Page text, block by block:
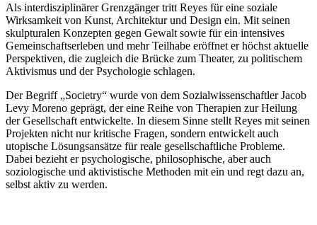
Als interdisziplinärer Grenzgänger tritt Reyes für eine soziale
Wirksamkeit von Kunst, Architektur und Design ein. Mit seinen
skulpturalen Konzepten gegen Gewalt sowie für ein intensives
Gemeinschaftserleben und mehr Teilhabe eröffnet er höchst aktuelle
Perspektiven, die zugleich die Brücke zum Theater, zu politischem
Aktivismus und der Psychologie schlagen.
Der Begriff „Societry“ wurde von dem Sozialwissenschaftler Jacob
Levy Moreno geprägt, der eine Reihe von Therapien zur Heilung
der Gesellschaft entwickelte. In diesem Sinne stellt Reyes mit seinen
Projekten nicht nur kritische Fragen, sondern entwickelt auch
utopische Lösungsansätze für reale gesellschaftliche Probleme.
Dabei bezieht er psychologische, philosophische, aber auch
soziologische und aktivistische Methoden mit ein und regt dazu an,
selbst aktiv zu werden.